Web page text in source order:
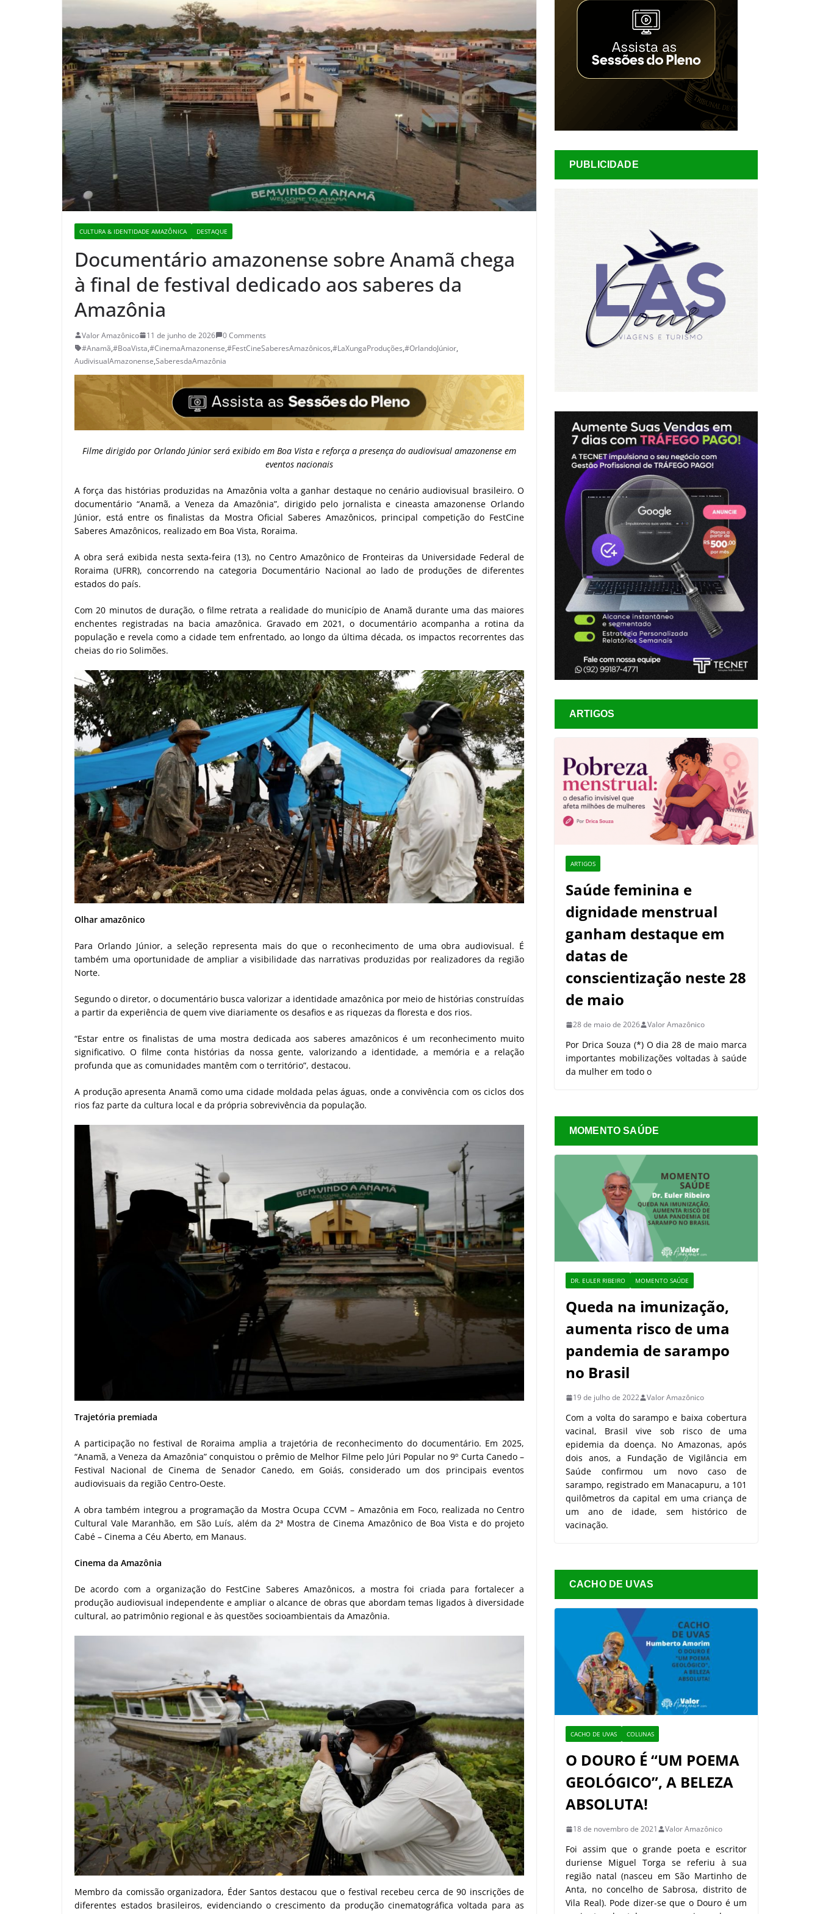
CULTURA & IDENTIDADE AMAZÔNICA DESTAQUE
Documentário amazonense sobre Anamã chega
à final de festival dedicado aos saberes da
Amazônia
Valor Amazônico 11 de junho de 2026
0 Comments
#Anamã,#BoaVista,#CinemaAmazonense,#FestCineSaberesAmazônicos,#LaXungaProduções,#OrlandoJúnior,
AudivisualAmazonense,SaberesdaAmazônia
Filme dirigido por Orlando Júnior será exibido em Boa Vista e reforça a presença do audiovisual amazonense em
eventos nacionais
A força das histórias produzidas na Amazônia volta a ganhar destaque no cenário audiovisual brasileiro. O
documentário “Anamã, a Veneza da Amazônia”, dirigido pelo jornalista e cineasta amazonense Orlando
Júnior, está entre os finalistas da Mostra Oficial Saberes Amazônicos, principal competição do FestCine
Saberes Amazônicos, realizado em Boa Vista, Roraima.
A obra será exibida nesta sexta-feira (13), no Centro Amazônico de Fronteiras da Universidade Federal de
Roraima (UFRR), concorrendo na categoria Documentário Nacional ao lado de produções de diferentes
estados do país.
Com 20 minutos de duração, o filme retrata a realidade do município de Anamã durante uma das maiores
enchentes registradas na bacia amazônica. Gravado em 2021, o documentário acompanha a rotina da
população e revela como a cidade tem enfrentado, ao longo da última década, os impactos recorrentes das
cheias do rio Solimões.
Olhar amazônico
Para Orlando Júnior, a seleção representa mais do que o reconhecimento de uma obra audiovisual. É
também uma oportunidade de ampliar a visibilidade das narrativas produzidas por realizadores da região
Norte.
Segundo o diretor, o documentário busca valorizar a identidade amazônica por meio de histórias construídas
a partir da experiência de quem vive diariamente os desafios e as riquezas da floresta e dos rios.
“Estar entre os finalistas de uma mostra dedicada aos saberes amazônicos é um reconhecimento muito
significativo. O filme conta histórias da nossa gente, valorizando a identidade, a memória e a relação
profunda que as comunidades mantêm com o território”, destacou.
A produção apresenta Anamã como uma cidade moldada pelas águas, onde a convivência com os ciclos dos
rios faz parte da cultura local e da própria sobrevivência da população.
Trajetória premiada
A participação no festival de Roraima amplia a trajetória de reconhecimento do documentário. Em 2025,
“Anamã, a Veneza da Amazônia” conquistou o prêmio de Melhor Filme pelo Júri Popular no 9º Curta Canedo –
Festival Nacional de Cinema de Senador Canedo, em Goiás, considerado um dos principais eventos
audiovisuais da região Centro-Oeste.
A obra também integrou a programação da Mostra Ocupa CCVM – Amazônia em Foco, realizada no Centro
Cultural Vale Maranhão, em São Luís, além da 2ª Mostra de Cinema Amazônico de Boa Vista e do projeto
Cabé – Cinema a Céu Aberto, em Manaus.
Cinema da Amazônia
De acordo com a organização do FestCine Saberes Amazônicos, a mostra foi criada para fortalecer a
produção audiovisual independente e ampliar o alcance de obras que abordam temas ligados à diversidade
cultural, ao patrimônio regional e às questões socioambientais da Amazônia.
Membro da comissão organizadora, Éder Santos destacou que o festival recebeu cerca de 90 inscrições de
diferentes estados brasileiros, evidenciando o crescimento da produção cinematográfica voltada para as
PUBLICIDADE
ARTIGOS
ARTIGOS
Saúde feminina e
dignidade menstrual
ganham destaque em
datas de
conscientização neste 28
de maio
28 de maio de 2026 Valor Amazônico
Por Drica Souza (*) O dia 28 de maio marca
importantes mobilizações voltadas à saúde
da mulher em todo o
MOMENTO SAÚDE
DR. EULER RIBEIRO MOMENTO SAÚDE
Queda na imunização,
aumenta risco de uma
pandemia de sarampo
no Brasil
19 de julho de 2022 Valor Amazônico
Com a volta do sarampo e baixa cobertura
vacinal, Brasil vive sob risco de uma
epidemia da doença. No Amazonas, após
dois anos, a Fundação de Vigilância em
Saúde confirmou um novo caso de
sarampo, registrado em Manacapuru, a 101
quilômetros da capital em uma criança de
um ano de idade, sem histórico de
vacinação.
CACHO DE UVAS
CACHO DE UVAS COLUNAS
O DOURO É “UM POEMA
GEOLÓGICO”, A BELEZA
ABSOLUTA!
18 de novembro de 2021 Valor Amazônico
Foi assim que o grande poeta e escritor
duriense Miguel Torga se referiu à sua
região natal (nasceu em São Martinho de
Anta, no concelho de Sabrosa, distrito de
Vila Real). Pode dizer-se que o Douro é um